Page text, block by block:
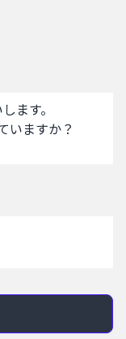
ます。
いますか？